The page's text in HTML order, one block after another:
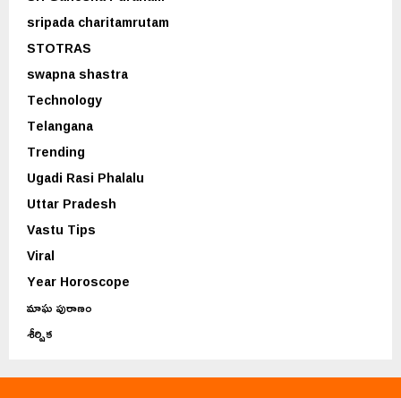
sripada charitamrutam
STOTRAS
swapna shastra
Technology
Telangana
Trending
Ugadi Rasi Phalalu
Uttar Pradesh
Vastu Tips
Viral
Year Horoscope
మాఘ పురాణం
శీర్షిక